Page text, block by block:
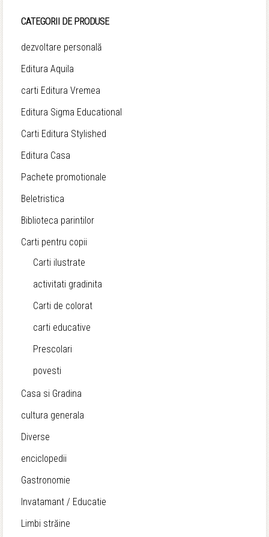
fost:
26,90 lei.
CATEGORII DE PRODUSE
dezvoltare personală
Editura Aquila
carti Editura Vremea
Editura Sigma Educational
Carti Editura Stylished
Editura Casa
Pachete promotionale
Beletristica
Biblioteca parintilor
Carti pentru copii
Carti ilustrate
activitati gradinita
Carti de colorat
carti educative
Prescolari
povesti
Casa si Gradina
cultura generala
Diverse
enciclopedii
Gastronomie
Invatamant / Educatie
Limbi străine